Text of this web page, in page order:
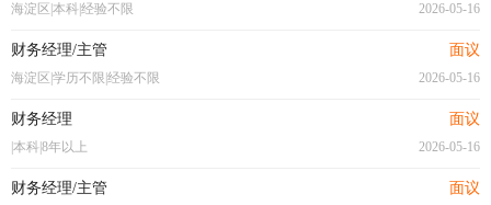
海淀区|本科|经验不限 2026-05-16
财务经理/主管 面议
海淀区|学历不限|经验不限 2026-05-16
财务经理 面议
|本科|8年以上 2026-05-16
财务经理/主管 面议